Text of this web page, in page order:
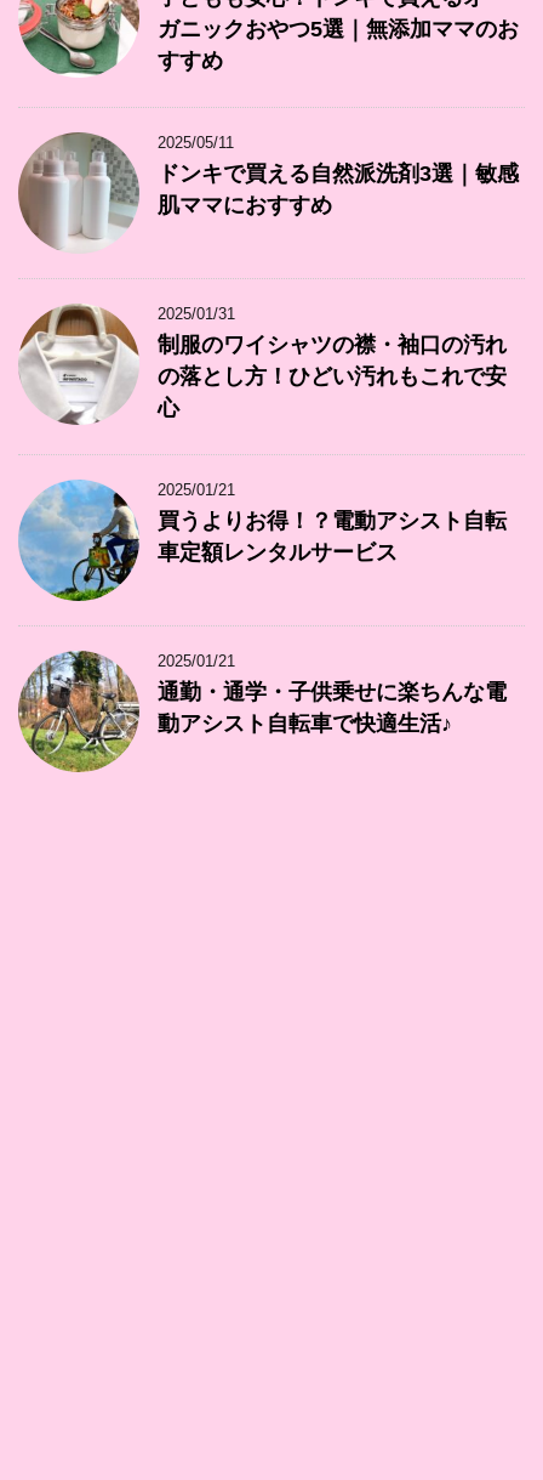
ガニックおやつ5選｜無添加ママのお
すすめ
2025/05/11
ドンキで買える自然派洗剤3選｜敏感
肌ママにおすすめ
2025/01/31
制服のワイシャツの襟・袖口の汚れ
の落とし方！ひどい汚れもこれで安
心
2025/01/21
買うよりお得！？電動アシスト自転
車定額レンタルサービス
2025/01/21
通勤・通学・子供乗せに楽ちんな電
動アシスト自転車で快適生活♪